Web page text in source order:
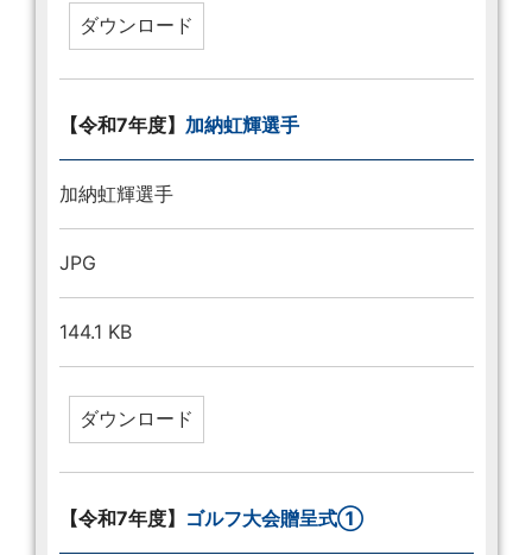
【令和7年度】 加納虹輝選手
加納虹輝選手
JPG
144.1 KB
【令和7年度】 ゴルフ大会贈呈式①